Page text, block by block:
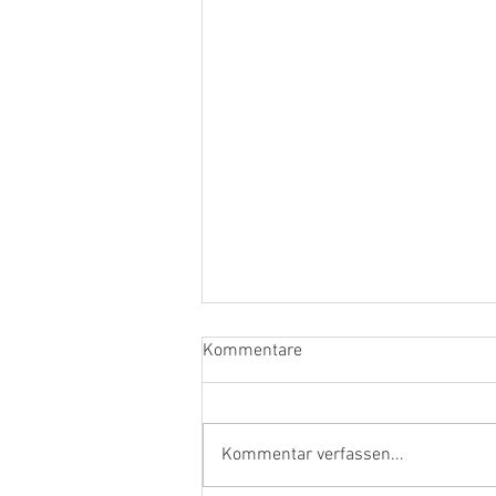
Kommentare
Kommentar verfassen...